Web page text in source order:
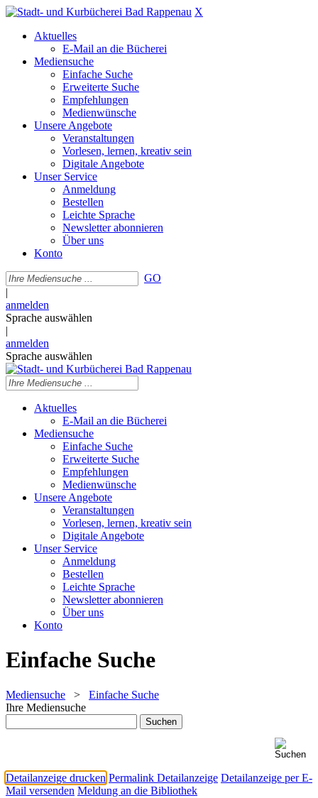
X
Aktuelles
E-Mail an die Bücherei
Mediensuche
Einfache Suche
Erweiterte Suche
Empfehlungen
Medienwünsche
Unsere Angebote
Veranstaltungen
Vorlesen, lernen, kreativ sein
Digitale Angebote
Unser Service
Anmeldung
Bestellen
Leichte Sprache
Newsletter abonnieren
Über uns
Konto
GO
|
anmelden
Sprache auswählen
|
anmelden
Sprache auswählen
Aktuelles
E-Mail an die Bücherei
Mediensuche
Einfache Suche
Erweiterte Suche
Empfehlungen
Medienwünsche
Unsere Angebote
Veranstaltungen
Vorlesen, lernen, kreativ sein
Digitale Angebote
Unser Service
Anmeldung
Bestellen
Leichte Sprache
Newsletter abonnieren
Über uns
Konto
Einfache Suche
Mediensuche > Einfache Suche
Ihre Mediensuche
Detailanzeige drucken Permalink Detailanzeige Detailanzeige per E-
Mail versenden Meldung an die Bibliothek